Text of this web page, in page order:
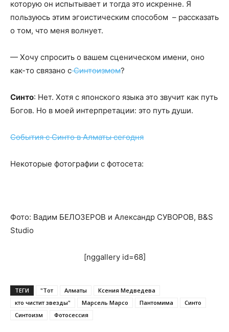
которую он испытывает и тогда это искренне. Я
пользуюсь этим эгоистическим способом – рассказать
о том, что меня волнует.
— Хочу спросить о вашем сценическом имени, оно
как-то связано сСинтоизмом?
Синто: Нет. Хотя с японского языка это звучит как путь
Богов. Но в моей интерпретации: это путь души.
События с Синто в Алматы сегодня
Некоторые фотографии с фотосета:
Фото: Вадим БЕЛОЗЕРОВ и Александр СУВОРОВ, B&S
Studio
[nggallery id=68]
ТЕГИ "Тот Алматы
Ксения Медведева
кто чистит звезды"
Марсель Марсо Пантомима
Синто
Синтоизм
Фотосессия